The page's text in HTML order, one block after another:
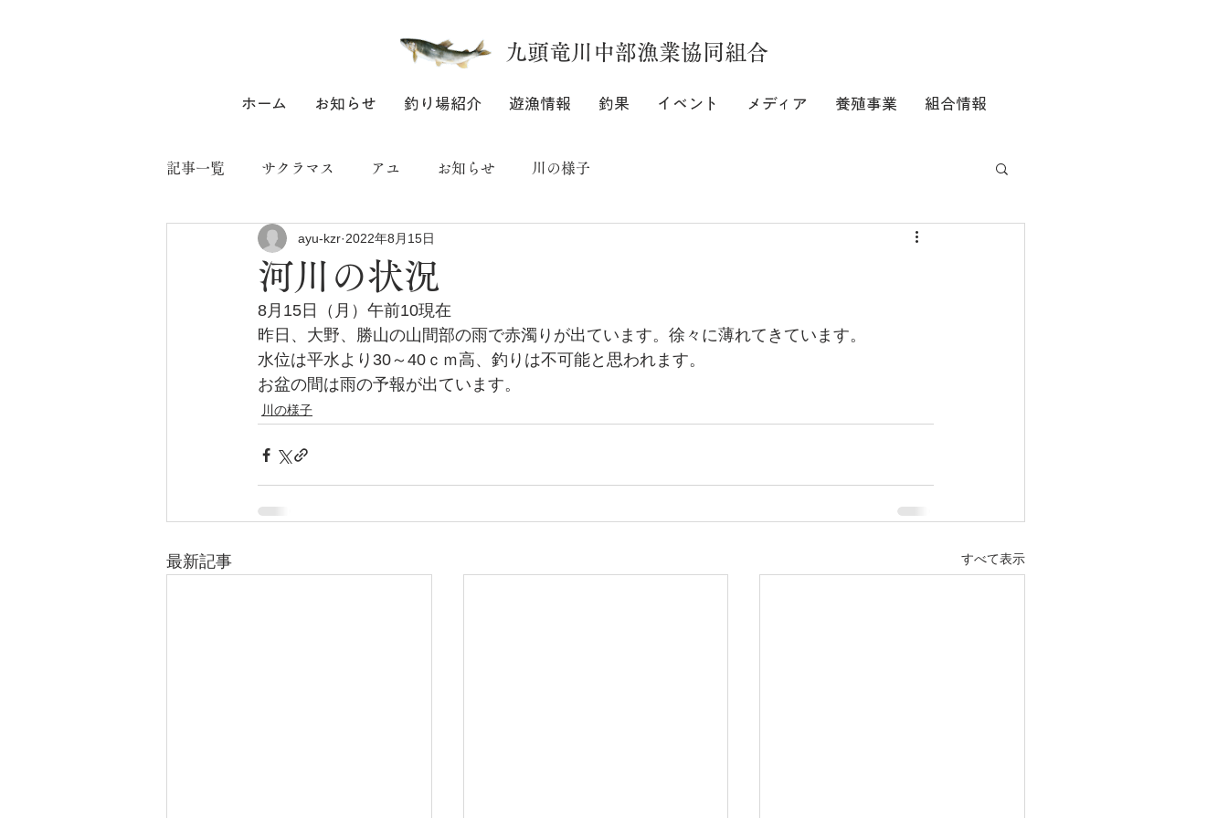
九頭竜川中部漁業協同組合
ホーム お知らせ 釣り場紹介 遊漁情報 釣果 イベント メディア 養殖事業 組合情報
記事一覧 サクラマス アユ お知らせ 川の様子
河川の状況
ayu-kzr 2022年8月15日
8月15日（月）午前10現在
昨日、大野、勝山の山間部の雨で赤濁りが出ています。徐々に薄れてきています。
水位は平水より30～40ｃｍ高、釣りは不可能と思われます。
お盆の間は雨の予報が出ています。
川の様子
最新記事 すべて表示